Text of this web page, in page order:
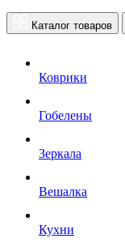
Каталог товаров
Коврики
Гобелены
Зеркала
Вешалка
Кухни